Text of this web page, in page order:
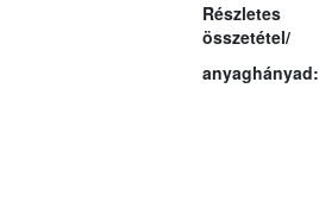
Részletes
összetétel/
anyaghányad: